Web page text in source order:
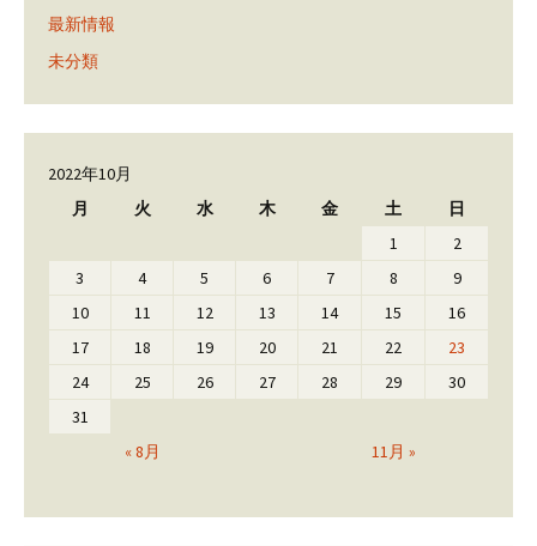
最新情報
未分類
2022年10月
月
火 水 木 金 土 日
« 8月 11月 »
1
2
3
4 5 6 7 8
9
10
11 12 13 14 15
16
17
18 19 20 21 22
23
24
25 26 27 28 29
30
31